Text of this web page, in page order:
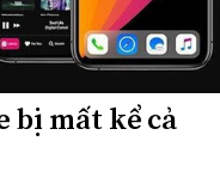
bị mất kể cả